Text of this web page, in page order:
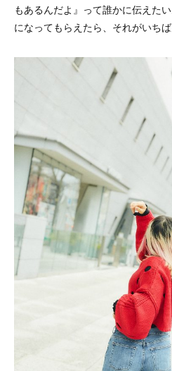
もあるんだよ』って誰かに伝えた
になってもらえたら、それがいちば